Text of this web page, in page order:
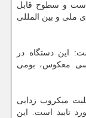
و سطوح قابل
ملی و بین المللی
این دستگاه در
معکوس، بومی
تا ۹۹/۹۹ درصد قابلیت میکروب زدایی
تایید است. این